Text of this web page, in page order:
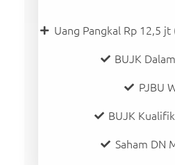
Uang Pangkal Rp 12,5
BUJK
PJBU
BUJK
Saham DN